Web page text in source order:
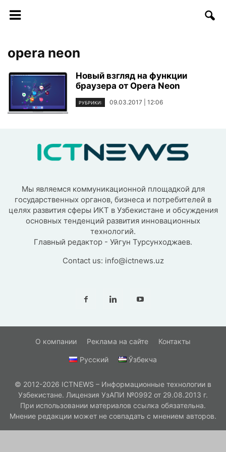
opera neon
Новый взгляд на функции
браузера от Opera Neon
РУБРИКИ: 09.03.2017 | 12:06
Мы являемся коммуникационной площадкой для
государственных органов, бизнеса и потребителей в
целях развития сферы ИКТ в Узбекистане и обсуждения
основных тенденций развития инновационных
технологий.
Главный редактор - Уйгун Турсунходжаев.
Contact us: info@ictnews.uz
О компании Реклама на сайте Контакты
Русский Ўзбекча
© 2012-2026 ICTNEWS – Информационные технологии в
Узбекистане. Лицензия УзАПИ №0992 от 29.08.2013 г.
При использовании материалов ссылка обязательна.
Мнение редакции может не совпадать с мнением авторов.